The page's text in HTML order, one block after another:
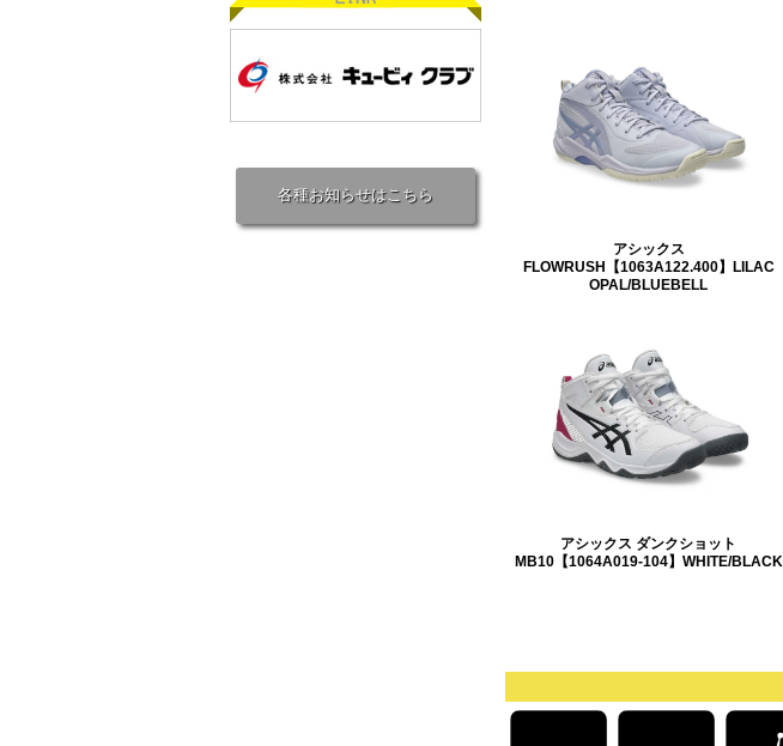
各種お知らせはこちら
アシックス
FLOWRUSH【1063A122.400】LILAC
OPAL/BLUEBELL
アシックス ダンクショット
MB10【1064A019-104】WHITE/BLACK